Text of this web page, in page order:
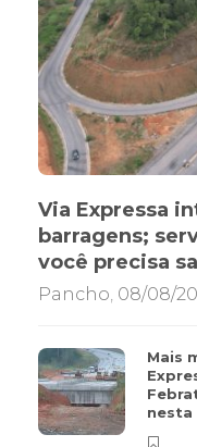
Via Expressa
barragens;
você precisa
Pancho 08/08/
Mais
nesta